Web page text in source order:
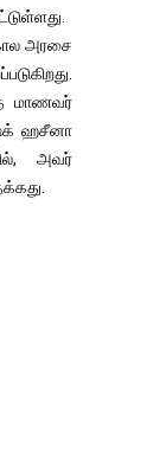
அரசை
மாணவர்
ஹசீனா
அவர்